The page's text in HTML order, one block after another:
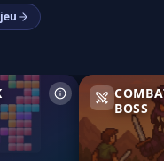
BOSS
Combat de